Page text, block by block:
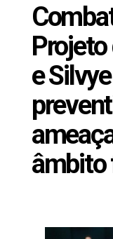
e
âmbito